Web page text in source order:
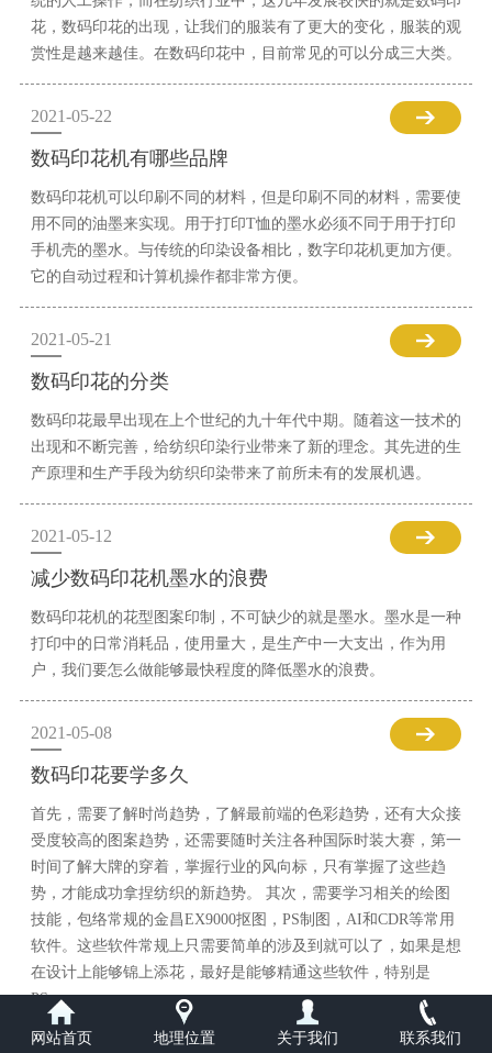
花，数码印花的出现，让我们的服装有了更大的变化，服装的观
赏性是越来越佳。在数码印花中，目前常见的可以分成三大类。
2021-05-22
数码印花机有哪些品牌
数码印花机可以印刷不同的材料，但是印刷不同的材料，需要使
用不同的油墨来实现。用于打印T恤的墨水必须不同于用于打印
手机壳的墨水。与传统的印染设备相比，数字印花机更加方便。
它的自动过程和计算机操作都非常方便。
2021-05-21
数码印花的分类
数码印花最早出现在上个世纪的九十年代中期。随着这一技术的
出现和不断完善，给纺织印染行业带来了新的理念。其先进的生
产原理和生产手段为纺织印染带来了前所未有的发展机遇。
2021-05-12
减少数码印花机墨水的浪费
数码印花机的花型图案印制，不可缺少的就是墨水。墨水是一种
打印中的日常消耗品，使用量大，是生产中一大支出，作为用
户，我们要怎么做能够最快程度的降低墨水的浪费。
2021-05-08
数码印花要学多久
首先，需要了解时尚趋势，了解最前端的色彩趋势，还有大众接
受度较高的图案趋势，还需要随时关注各种国际时装大赛，第一
时间了解大牌的穿着，掌握行业的风向标，只有掌握了这些趋
势，才能成功拿捏纺织的新趋势。 其次，需要学习相关的绘图
技能，包络常规的金昌EX9000抠图，PS制图，AI和CDR等常用
软件。这些软件常规上只需要简单的涉及到就可以了，如果是想
在设计上能够锦上添花，最好是能够精通这些软件，特别是
PS。
网站首页 地理位置 关于我们 联系我们